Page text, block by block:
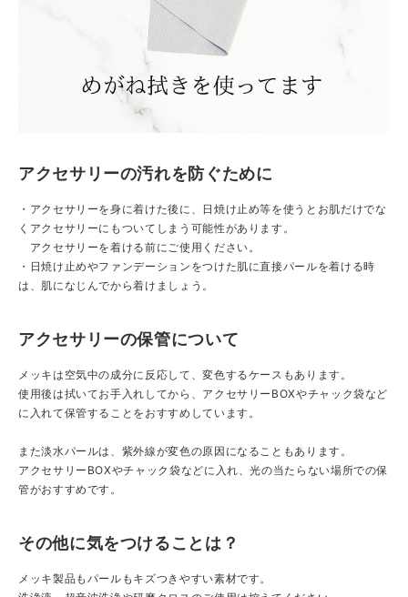
アクセサリーの汚れを防ぐために
・アクセサリーを身に着けた後に、日焼け止め等を使うとお肌だけでな
くアクセサリーにもついてしまう可能性があります。
アクセサリーを着ける前にご使用ください。
・日焼け止めやファンデーションをつけた肌に直接パールを着ける時
は、肌になじんでから着けましょう。
アクセサリーの保管について
メッキは空気中の成分に反応して、変色するケースもあります。
使用後は拭いてお手入れしてから、アクセサリーBOXやチャック袋など
に入れて保管することをおすすめしています。
また淡水パールは、紫外線が変色の原因になることもあります。
アクセサリーBOXやチャック袋などに入れ、光の当たらない場所での保
管がおすすめです。
その他に気をつけることは？
メッキ製品もパールもキズつきやすい素材です。